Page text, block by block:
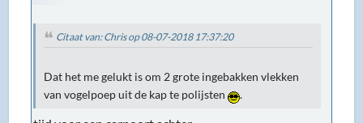
Citaat van: Chris op 08-07-2018 17:37:20
Dat het me gelukt is om 2 grote ingebakken vlekken
van vogelpoep uit de kap te polijsten
.